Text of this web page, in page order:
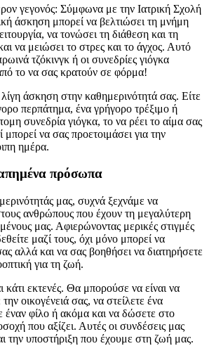
γεγονός: Σύμφωνα με την Ιατρική Σχολή
άσκηση μπορεί να βελτιώσει τη μνήμη
να τονώσει τη διάθεση και τη
να μειώσει το στρες και το άγχος. Αυτό
τζόκινγκ ή οι συνεδρίες γιόγκα
το να σας κρατούν σε φόρμα!
άσκηση στην καθημερινότητά σας. Είτε
περπάτημα, ένα γρήγορο τρέξιμο ή
συνεδρία γιόγκα, το να ρέει το αίμα σας
να σας προετοιμάσει για την
ημέρα.
πρόσωπα
μας, συχνά ξεχνάμε να
ανθρώπους που έχουν τη μεγαλύτερη
μας. Αφιερώνοντας μερικές στιγμές
μαζί τους, όχι μόνο μπορεί να
αλλά και να σας βοηθήσει να διατηρήσετε
για τη ζωή.
κάτι εκτενές. Θα μπορούσε να είναι να
οικογένειά σας, να στείλετε ένα
έναν φίλο ή ακόμα και να δώσετε στο
που αξίζει. Αυτές οι συνδέσεις μας
την υποστήριξη που έχουμε στη ζωή μας.